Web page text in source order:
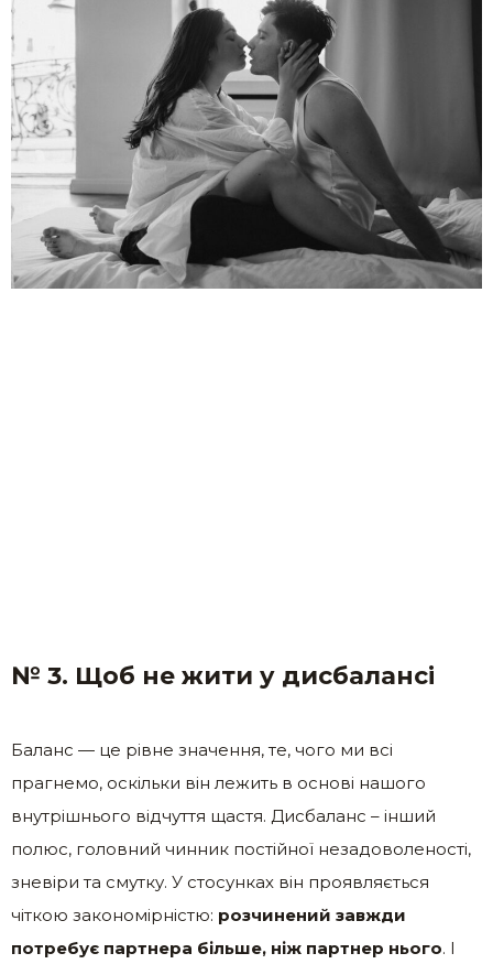
№ 3. Щоб не жити у дисбалансі
Баланс — це рівне значення, те, чого ми всі
прагнемо, оскільки він лежить в основі нашого
внутрішнього відчуття щастя. Дисбаланс – інший
полюс, головний чинник постійної незадоволеності,
зневіри та смутку. У стосунках він проявляється
чіткою закономірністю: розчинений завжди
потребує партнера більше, ніж партнер нього. І